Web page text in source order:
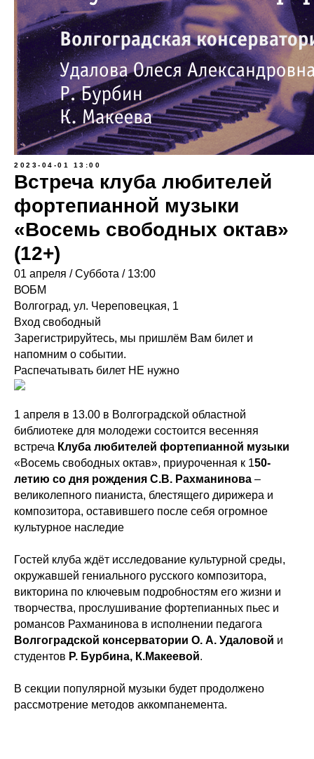
2023-04-01 13:00
Встреча клуба любителей
фортепианной музыки
«Восемь свободных октав»
(12+)
01 апреля / Суббота / 13:00
ВОБМ
Волгоград, ул. Череповецкая, 1
Вход свободный
Зарегистрируйтесь, мы пришлём Вам билет и
напомним о событии.
Распечатывать билет НЕ нужно
1 апреля в 13.00 в Волгоградской областной
библиотеке для молодежи состоится весенняя
встреча Клуба любителей фортепианной музыки
«Восемь свободных октав», приуроченная к 150-
летию со дня рождения С.В. Рахманинова –
великолепного пианиста, блестящего дирижера и
композитора, оставившего после себя огромное
культурное наследие
Гостей клуба ждёт исследование культурной среды,
окружавшей гениального русского композитора,
викторина по ключевым подробностям его жизни и
творчества, прослушивание фортепианных пьес и
романсов Рахманинова в исполнении педагога
Волгоградской консерватории О. А. Удаловой и
студентов Р. Бурбина, К.Макеевой.
В секции популярной музыки будет продолжено
рассмотрение методов аккомпанемента.